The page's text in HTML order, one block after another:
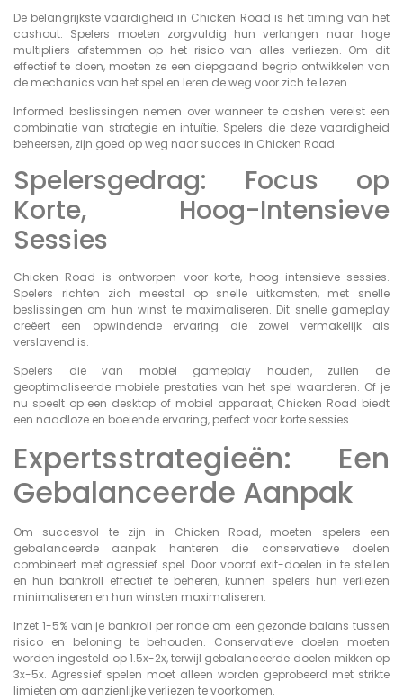
De belangrijkste vaardigheid in Chicken Road is het timing van het
cashout. Spelers moeten zorgvuldig hun verlangen naar hoge
multipliers afstemmen op het risico van alles verliezen. Om dit
effectief te doen, moeten ze een diepgaand begrip ontwikkelen van
de mechanics van het spel en leren de weg voor zich te lezen.
Informed beslissingen nemen over wanneer te cashen vereist een
combinatie van strategie en intuïtie. Spelers die deze vaardigheid
beheersen, zijn goed op weg naar succes in Chicken Road.
Spelersgedrag: Focus op
Korte, Hoog-Intensieve
Sessies
Chicken Road is ontworpen voor korte, hoog-intensieve sessies.
Spelers richten zich meestal op snelle uitkomsten, met snelle
beslissingen om hun winst te maximaliseren. Dit snelle gameplay
creëert een opwindende ervaring die zowel vermakelijk als
verslavend is.
Spelers die van mobiel gameplay houden, zullen de
geoptimaliseerde mobiele prestaties van het spel waarderen. Of je
nu speelt op een desktop of mobiel apparaat, Chicken Road biedt
een naadloze en boeiende ervaring, perfect voor korte sessies.
Expertsstrategieën: Een
Gebalanceerde Aanpak
Om succesvol te zijn in Chicken Road, moeten spelers een
gebalanceerde aanpak hanteren die conservatieve doelen
combineert met agressief spel. Door vooraf exit-doelen in te stellen
en hun bankroll effectief te beheren, kunnen spelers hun verliezen
minimaliseren en hun winsten maximaliseren.
Inzet 1-5% van je bankroll per ronde om een gezonde balans tussen
risico en beloning te behouden. Conservatieve doelen moeten
worden ingesteld op 1.5x-2x, terwijl gebalanceerde doelen mikken op
3x-5x. Agressief spelen moet alleen worden geprobeerd met strikte
limieten om aanzienlijke verliezen te voorkomen.